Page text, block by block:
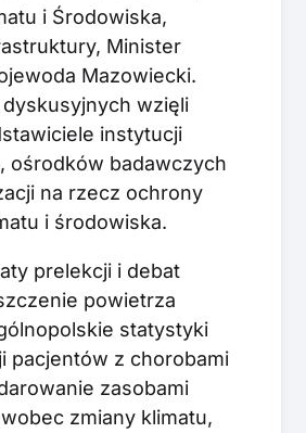
i Środowiska,
Minister
Mazowiecki.
wzięli
instytucji
ośrodków badawczych
na rzecz ochrony
i środowiska.
prelekcji i debat
powietrza
statystyki
pacjentów z chorobami
zasobami
zmiany klimatu,